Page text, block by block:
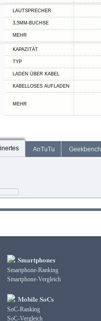
LAUTSPRECHER
3,5MM-BUCHSE
MEHR
KAPAZITÄT
TYP
LADEN ÜBER KABEL
KABELLOSES AUFLADEN
MEHR
AnTuTu Geekbench
Smartphones
Smartphone-Ranking
Smartphone-Vergleich
Mobile SoCs
SoC-Ranking
SoC-Vergleich